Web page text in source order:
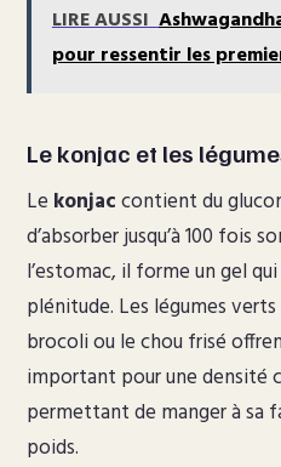
LIRE AUSSI
pour ressentir les
Le konjac et les
Le konjaccontient du
d’absorber jusqu’à 100 fois
l’estomac, il forme un gel
plénitude. Les légumes
brocoli ou le chou frisé
important pour une densité
permettant de manger à sa
poids.